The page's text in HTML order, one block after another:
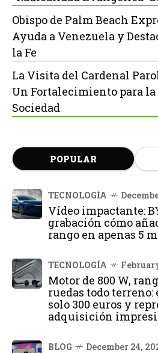
Obispo de Palm Beach
Ayuda a Venezuela y
la Fe
La Visita del Cardenal
Un Fortalecimiento para
Sociedad
POPULAR
TECNOLOGÍA
Vídeo impactante:
grabación cómo
rango en apenas 5
TECNOLOGÍA
Motor de 800 W,
ruedas todo terreno:
solo 300 euros y
adquisición
BLOG December 24,